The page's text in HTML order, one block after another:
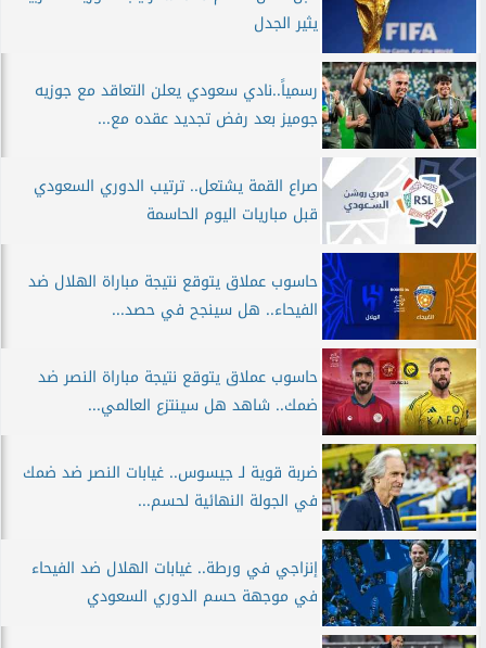
يثير الجدل
رسمياً..نادي سعودي يعلن التعاقد مع جوزيه
جوميز بعد رفض تجديد عقده مع...
صراع القمة يشتعل.. ترتيب الدوري السعودي
قبل مباريات اليوم الحاسمة
حاسوب عملاق يتوقع نتيجة مباراة الهلال ضد
الفيحاء.. هل سينجح في حصد...
حاسوب عملاق يتوقع نتيجة مباراة النصر ضد
ضمك.. شاهد هل سينتزع العالمي...
ضربة قوية لـ جيسوس.. غيابات النصر ضد ضمك
في الجولة النهائية لحسم...
إنزاجي في ورطة.. غيابات الهلال ضد الفيحاء
في موجهة حسم الدوري السعودي